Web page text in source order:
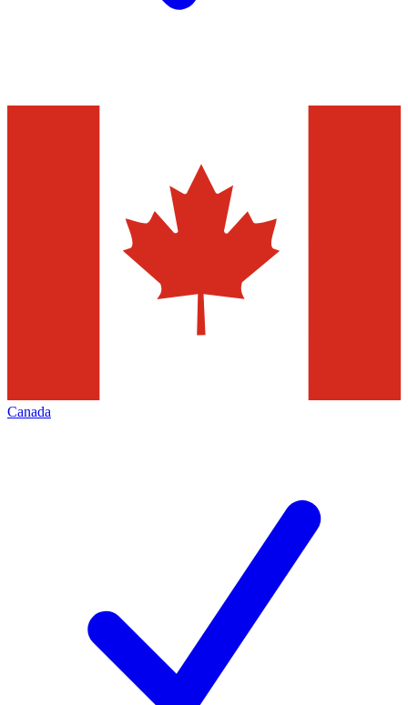
Canada